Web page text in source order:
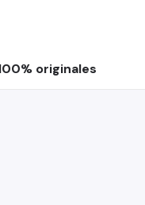
originales